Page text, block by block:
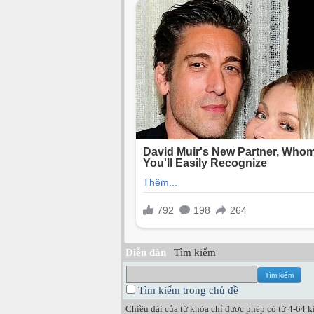
Diễn đàn | Tìm kiếm
Tìm kiếm trong chủ đề
Chiều dài của từ khóa chỉ được phép có từ 4-64